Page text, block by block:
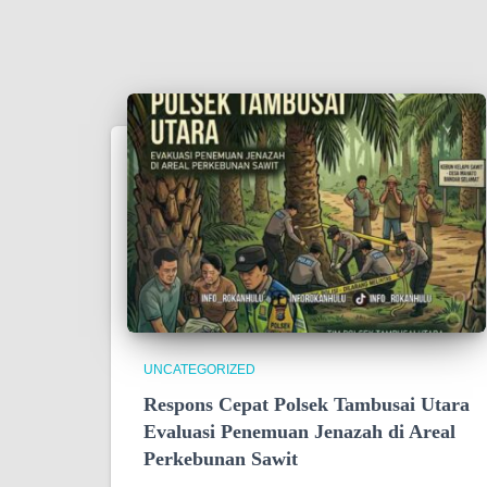
UNCATEGORIZED
Respons Cepat Polsek Tambusai Utara
Evaluasi Penemuan Jenazah di Areal
Perkebunan Sawit